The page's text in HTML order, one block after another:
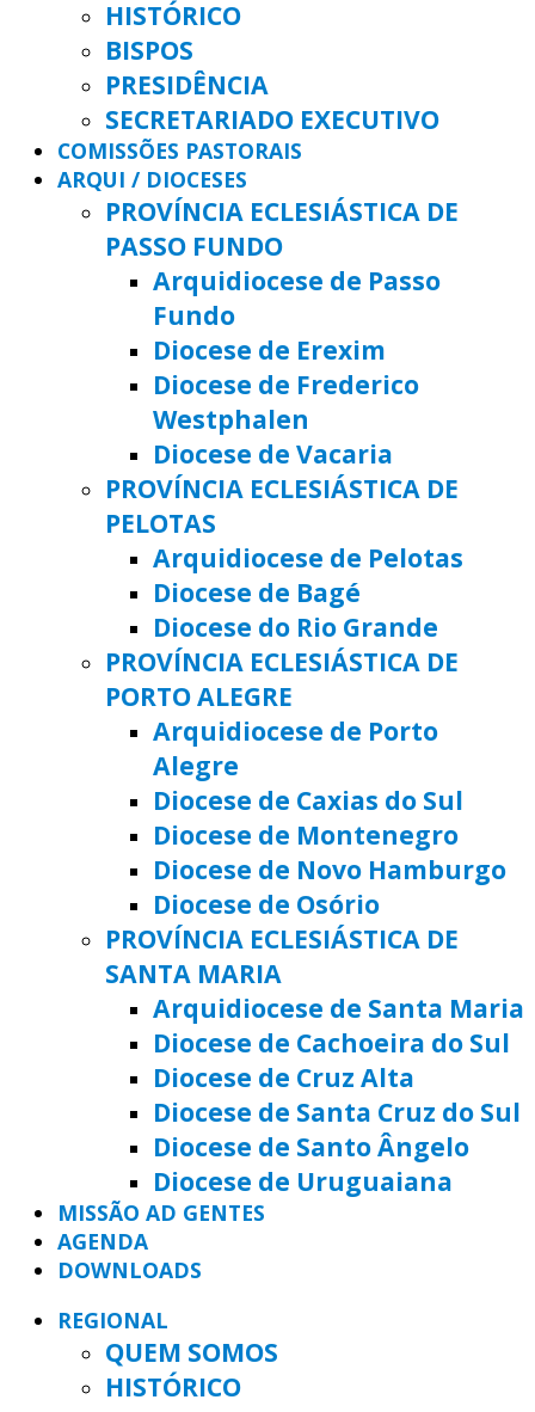
HISTÓRICO
BISPOS
PRESIDÊNCIA
SECRETARIADO EXECUTIVO
COMISSÕES PASTORAIS
ARQUI / DIOCESES
PROVÍNCIA ECLESIÁSTICA DE
PASSO FUNDO
Arquidiocese de Passo
Fundo
Diocese de Erexim
Diocese de Frederico
Westphalen
Diocese de Vacaria
PROVÍNCIA ECLESIÁSTICA DE
PELOTAS
Arquidiocese de Pelotas
Diocese de Bagé
Diocese do Rio Grande
PROVÍNCIA ECLESIÁSTICA DE
PORTO ALEGRE
Arquidiocese de Porto
Alegre
Diocese de Caxias do Sul
Diocese de Montenegro
Diocese de Novo Hamburgo
Diocese de Osório
PROVÍNCIA ECLESIÁSTICA DE
SANTA MARIA
Arquidiocese de Santa Maria
Diocese de Cachoeira do Sul
Diocese de Cruz Alta
Diocese de Santa Cruz do Sul
Diocese de Santo Ângelo
Diocese de Uruguaiana
MISSÃO AD GENTES
AGENDA
DOWNLOADS
REGIONAL
QUEM SOMOS
HISTÓRICO